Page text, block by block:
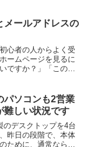
メールアドレスの
心者の人からよく受
ームページを見るに
ですか？」「この人
うのは新聞記事だっ
ますが...
パソコンも2営業
難しい状況です
のデスクトップを4台
昨日の段階で、本体
ために、通常ならば2